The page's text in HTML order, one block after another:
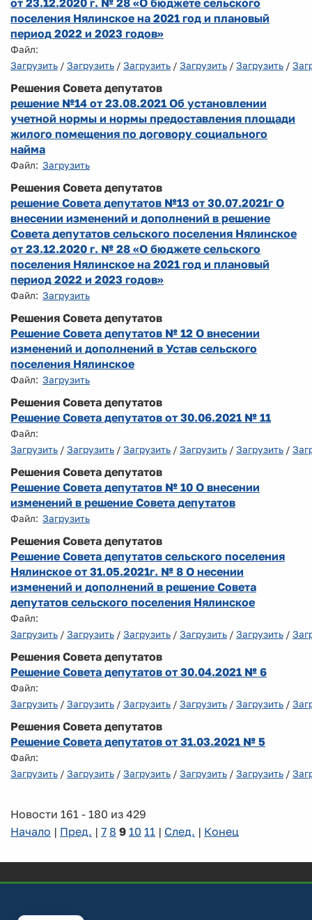
от 23.12.2020 г. № 28 «О бюджете сельского
поселения Нялинское на 2021 год и плановый
период 2022 и 2023 годов»
Файл:
Загрузить / Загрузить / Загрузить / Загрузить / Загрузить /
Решения Совета депутатов
решение №14 от 23.08.2021 Об установлении
учетной нормы и нормы предоставления площади
жилого помещения по договору социального
найма
Файл: Загрузить
Решения Совета депутатов
решение Совета депутатов №13 от 30.07.2021г О
внесении изменений и дополнений в решение
Совета депутатов сельского поселения Нялинское
от 23.12.2020 г. № 28 «О бюджете сельского
поселения Нялинское на 2021 год и плановый
период 2022 и 2023 годов»
Файл: Загрузить
Решения Совета депутатов
Решение Совета депутатов № 12 О внесении
изменений и дополнений в Устав сельского
поселения Нялинское
Файл: Загрузить
Решения Совета депутатов
Решение Совета депутатов от 30.06.2021 № 11
Файл:
Загрузить / Загрузить / Загрузить / Загрузить / Загрузить /
Решения Совета депутатов
Решение Совета депутатов № 10 О внесении
изменений в решение Совета депутатов
Файл: Загрузить
Решения Совета депутатов
Решение Совета депутатов сельского поселения
Нялинское от 31.05.2021г. № 8 О несении
изменений и дополнений в решение Совета
депутатов сельского поселения Нялинское
Файл:
Загрузить / Загрузить / Загрузить / Загрузить / Загрузить /
Решения Совета депутатов
Решение Совета депутатов от 30.04.2021 № 6
Файл:
Загрузить / Загрузить / Загрузить / Загрузить / Загрузить /
Решения Совета депутатов
Решение Совета депутатов от 31.03.2021 № 5
Файл:
Загрузить / Загрузить / Загрузить / Загрузить / Загрузить /
Новости 161 - 180 из 429
Начало | Пред. | 7 8 9 10 11 | След. | Конец